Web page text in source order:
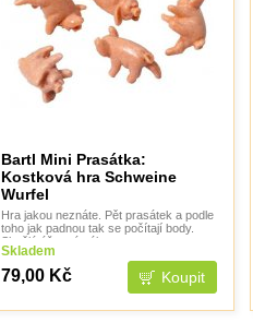
Bartl Mini Prasátka:
Kostková hra Schweine
Wurfel
Hra jakou neznáte. Pět prasátek a podle
toho jak padnou tak se počítají body.
Skvělá úžasná zábava.
Skladem
79,00 Kč